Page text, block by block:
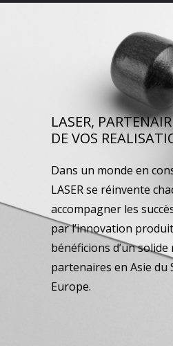
LASER,
DE VOS
Dans un monde en
LASER se réinvente
accompagner les
par l’innovation
bénéficions d’un solide
partenaires en Asie du
Europe.